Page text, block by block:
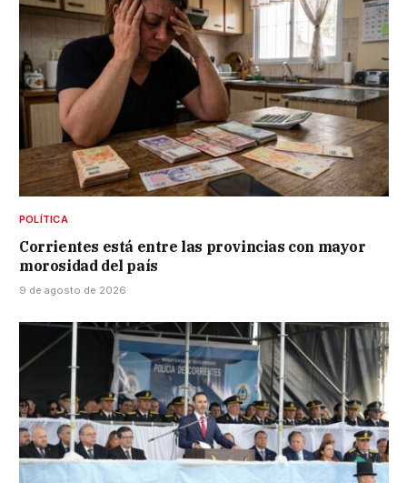
POLÍTICA
Corrientes está entre las provincias con mayor
morosidad del país
9 de agosto de 2026